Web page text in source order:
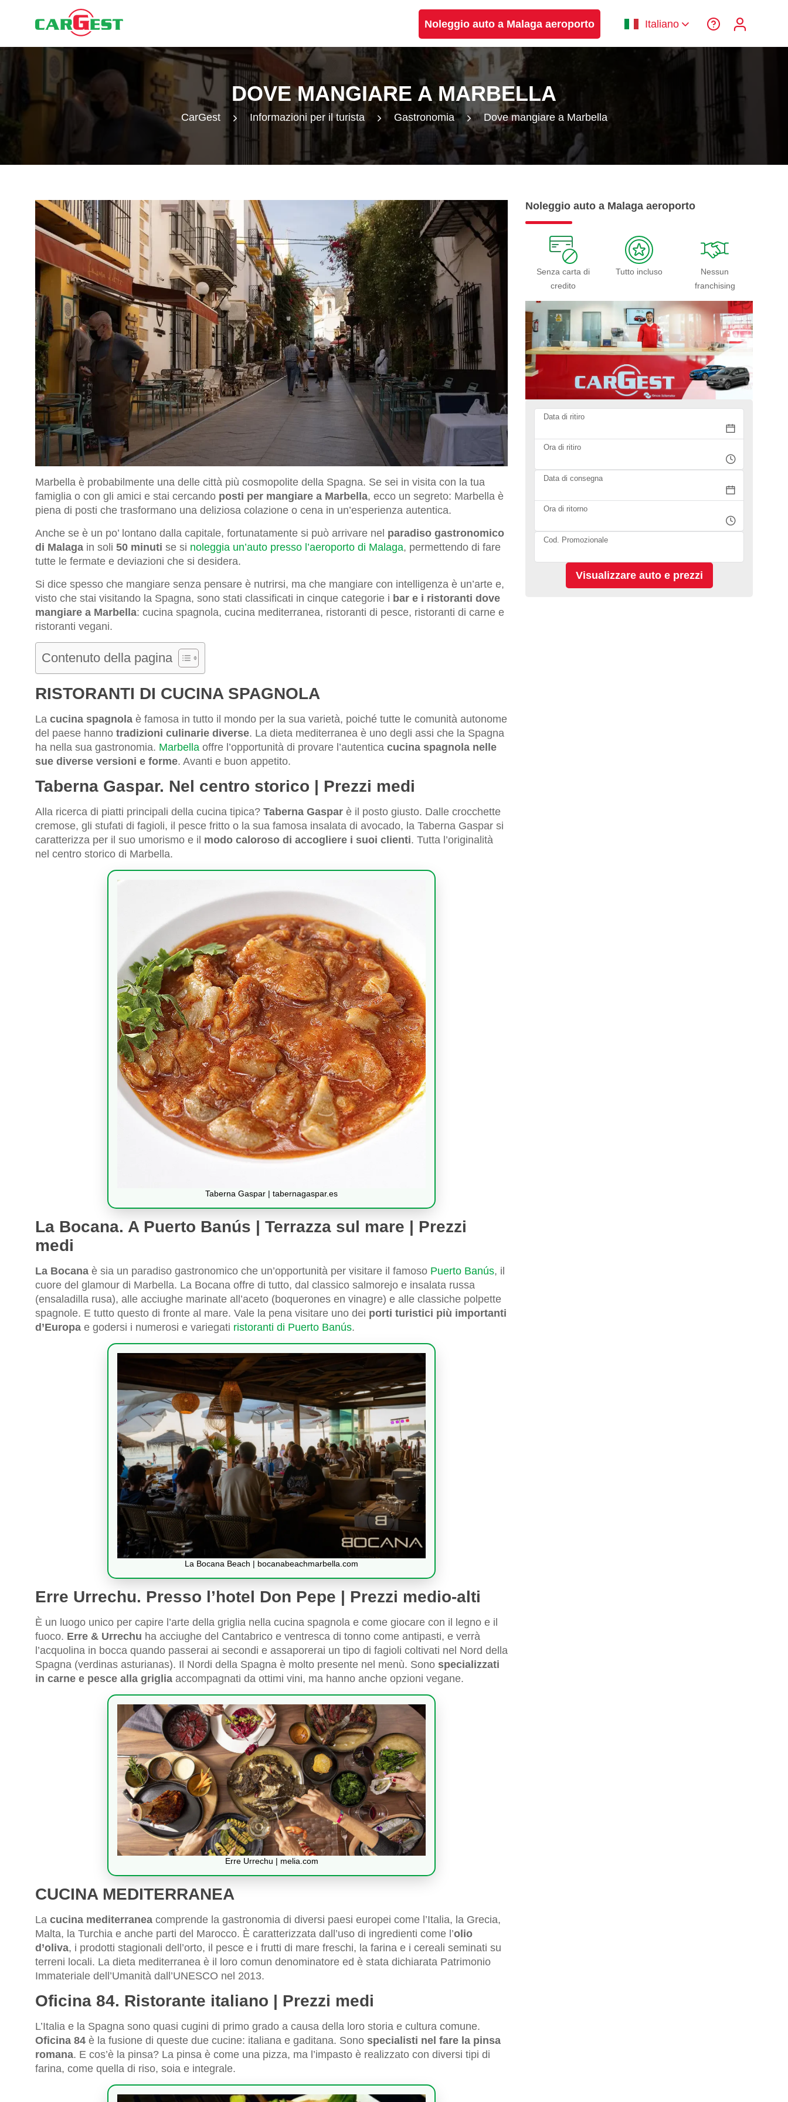
Noleggio auto a Malaga aeroporto Italiano
DOVE MANGIARE A MARBELLA
CarGest Informazioni per il turista Gastronomia Dove mangiare a Marbella
Marbella è probabilmente una delle città più cosmopolite della Spagna. Se sei in visita con la tua
famiglia o con gli amici e stai cercando posti per mangiare a Marbella, ecco un segreto: Marbella è
piena di posti che trasformano una deliziosa colazione o cena in un’esperienza autentica.
Anche se è un po’ lontano dalla capitale, fortunatamente si può arrivare nel paradiso gastronomico
di Malaga in soli 50 minuti se si noleggia un’auto presso l’aeroporto di Malaga, permettendo di fare
tutte le fermate e deviazioni che si desidera.
Si dice spesso che mangiare senza pensare è nutrirsi, ma che mangiare con intelligenza è un’arte e,
visto che stai visitando la Spagna, sono stati classificati in cinque categorie i bar e i ristoranti dove
mangiare a Marbella: cucina spagnola, cucina mediterranea, ristoranti di pesce, ristoranti di carne e
ristoranti vegani.
Contenuto della pagina
RISTORANTI DI CUCINA SPAGNOLA
La cucina spagnola è famosa in tutto il mondo per la sua varietà, poiché tutte le comunità autonome
del paese hanno tradizioni culinarie diverse. La dieta mediterranea è uno degli assi che la Spagna
ha nella sua gastronomia. Marbella offre l’opportunità di provare l’autentica cucina spagnola nelle
sue diverse versioni e forme. Avanti e buon appetito.
Taberna Gaspar. Nel centro storico | Prezzi medi
Alla ricerca di piatti principali della cucina tipica? Taberna Gaspar è il posto giusto. Dalle crocchette
cremose, gli stufati di fagioli, il pesce fritto o la sua famosa insalata di avocado, la Taberna Gaspar si
caratterizza per il suo umorismo e il modo caloroso di accogliere i suoi clienti. Tutta l’originalità
nel centro storico di Marbella.
Taberna Gaspar | tabernagaspar.es
La Bocana. A Puerto Banús | Terrazza sul mare | Prezzi
medi
La Bocana è sia un paradiso gastronomico che un’opportunità per visitare il famoso Puerto Banús, il
cuore del glamour di Marbella. La Bocana offre di tutto, dal classico salmorejo e insalata russa
(ensaladilla rusa), alle acciughe marinate all’aceto (boquerones en vinagre) e alle classiche polpette
spagnole. E tutto questo di fronte al mare. Vale la pena visitare uno dei porti turistici più importanti
d’Europa e godersi i numerosi e variegati ristoranti di Puerto Banús.
La Bocana Beach | bocanabeachmarbella.com
Erre Urrechu. Presso l’hotel Don Pepe | Prezzi medio-alti
È un luogo unico per capire l’arte della griglia nella cucina spagnola e come giocare con il legno e il
fuoco. Erre & Urrechu ha acciughe del Cantabrico e ventresca di tonno come antipasti, e verrà
l’acquolina in bocca quando passerai ai secondi e assaporerai un tipo di fagioli coltivati nel Nord della
Spagna (verdinas asturianas). Il Nordi della Spagna è molto presente nel menù. Sono specializzati
in carne e pesce alla griglia accompagnati da ottimi vini, ma hanno anche opzioni vegane.
Erre Urrechu | melia.com
CUCINA MEDITERRANEA
La cucina mediterranea comprende la gastronomia di diversi paesi europei come l’Italia, la Grecia,
Malta, la Turchia e anche parti del Marocco. È caratterizzata dall’uso di ingredienti come l’olio
d’oliva, i prodotti stagionali dell’orto, il pesce e i frutti di mare freschi, la farina e i cereali seminati su
terreni locali. La dieta mediterranea è il loro comun denominatore ed è stata dichiarata Patrimonio
Immateriale dell’Umanità dall’UNESCO nel 2013.
Oficina 84. Ristorante italiano | Prezzi medi
L’Italia e la Spagna sono quasi cugini di primo grado a causa della loro storia e cultura comune.
Oficina 84 è la fusione di queste due cucine: italiana e gaditana. Sono specialisti nel fare la pinsa
romana. E cos’è la pinsa? La pinsa è come una pizza, ma l’impasto è realizzato con diversi tipi di
farina, come quella di riso, soia e integrale.
Noleggio auto a Malaga aeroporto
Senza carta di
credito
Tutto incluso
Nessun
franchising
Data di ritiro
Ora di ritiro
Data di consegna
Ora di ritorno
Cod. Promozionale